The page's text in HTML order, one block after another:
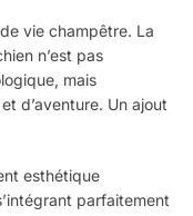
vie champêtre. La
n’est pas
mais
d’aventure. Un ajout
esthétique
parfaitement